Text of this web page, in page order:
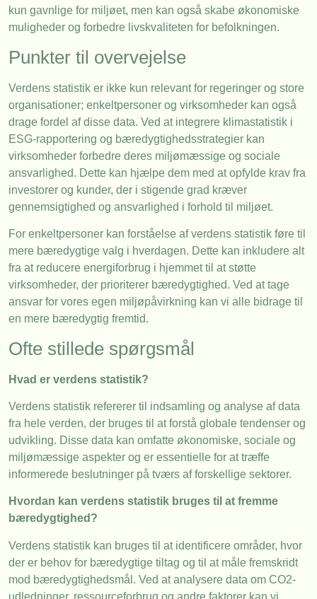
kun gavnlige for miljøet, men kan også skabe økonomiske
muligheder og forbedre livskvaliteten for befolkningen.
Punkter til overvejelse
Verdens statistik er ikke kun relevant for regeringer og store
organisationer; enkeltpersoner og virksomheder kan også
drage fordel af disse data. Ved at integrere klimastatistik i
ESG-rapportering og bæredygtighedsstrategier kan
virksomheder forbedre deres miljømæssige og sociale
ansvarlighed. Dette kan hjælpe dem med at opfylde krav fra
investorer og kunder, der i stigende grad kræver
gennemsigtighed og ansvarlighed i forhold til miljøet.
For enkeltpersoner kan forståelse af verdens statistik føre til
mere bæredygtige valg i hverdagen. Dette kan inkludere alt
fra at reducere energiforbrug i hjemmet til at støtte
virksomheder, der prioriterer bæredygtighed. Ved at tage
ansvar for vores egen miljøpåvirkning kan vi alle bidrage til
en mere bæredygtig fremtid.
Ofte stillede spørgsmål
Hvad er verdens statistik?
Verdens statistik refererer til indsamling og analyse af data
fra hele verden, der bruges til at forstå globale tendenser og
udvikling. Disse data kan omfatte økonomiske, sociale og
miljømæssige aspekter og er essentielle for at træffe
informerede beslutninger på tværs af forskellige sektorer.
Hvordan kan verdens statistik bruges til at fremme
bæredygtighed?
Verdens statistik kan bruges til at identificere områder, hvor
der er behov for bæredygtige tiltag og til at måle fremskridt
mod bæredygtighedsmål. Ved at analysere data om CO2-
udledninger, ressourceforbrug og andre faktorer kan vi